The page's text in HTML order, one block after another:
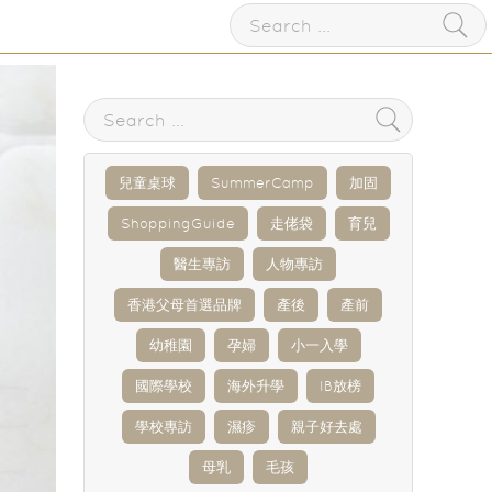
兒童桌球 SummerCamp 加固
ShoppingGuide 走佬袋 育兒
醫生專訪 人物專訪
香港父母首選品牌 產後 產前
幼稚園 孕婦 小一入學
國際學校 海外升學 IB放榜
學校專訪 濕疹 親子好去處
母乳 毛孩